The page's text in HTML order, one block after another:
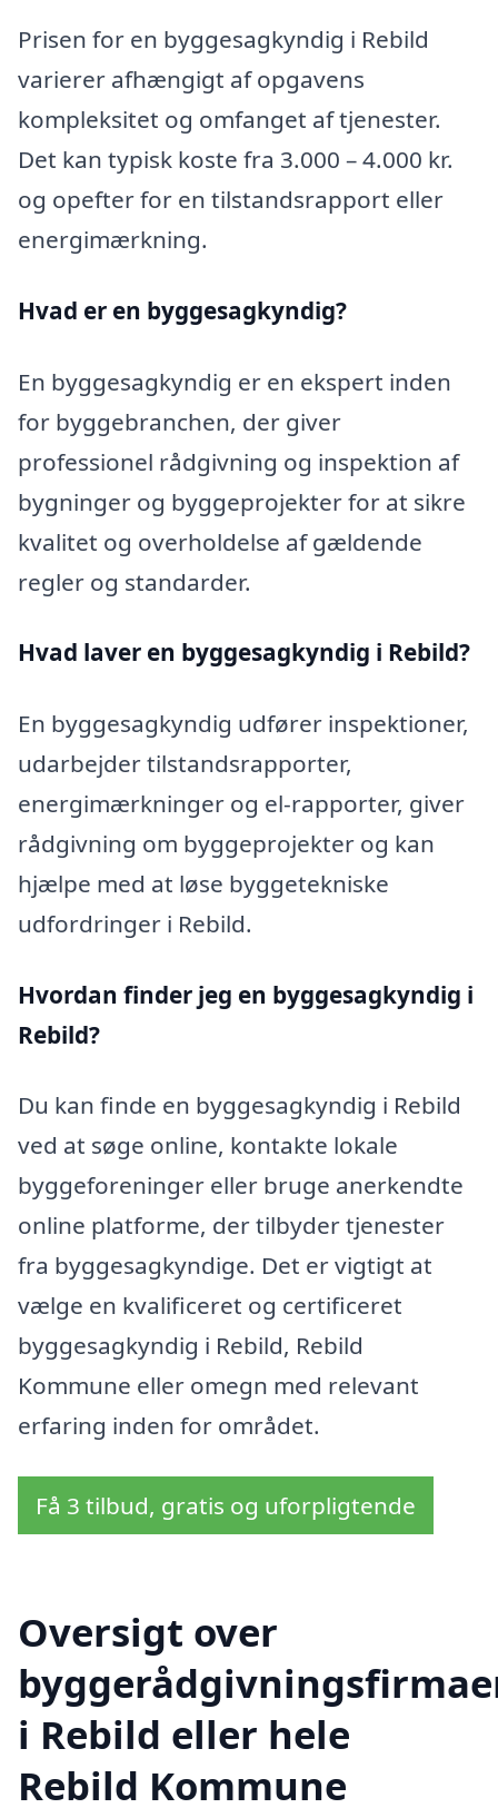
Prisen for en byggesagkyndig i Rebild
varierer afhængigt af opgavens
kompleksitet og omfanget af tjenester.
Det kan typisk koste fra 3.000 – 4.000 kr.
og opefter for en tilstandsrapport eller
energimærkning.
Hvad er en byggesagkyndig?
En byggesagkyndig er en ekspert inden
for byggebranchen, der giver
professionel rådgivning og inspektion af
bygninger og byggeprojekter for at sikre
kvalitet og overholdelse af gældende
regler og standarder.
Hvad laver en byggesagkyndig i Rebild?
En byggesagkyndig udfører inspektioner,
udarbejder tilstandsrapporter,
energimærkninger og el-rapporter, giver
rådgivning om byggeprojekter og kan
hjælpe med at løse byggetekniske
udfordringer i Rebild.
Hvordan finder jeg en byggesagkyndig i
Rebild?
Du kan finde en byggesagkyndig i Rebild
ved at søge online, kontakte lokale
byggeforeninger eller bruge anerkendte
online platforme, der tilbyder tjenester
fra byggesagkyndige. Det er vigtigt at
vælge en kvalificeret og certificeret
byggesagkyndig i Rebild, Rebild
Kommune eller omegn med relevant
erfaring inden for området.
Få 3 tilbud, gratis og uforpligtende
Oversigt over
i Rebild eller hele
Rebild Kommune